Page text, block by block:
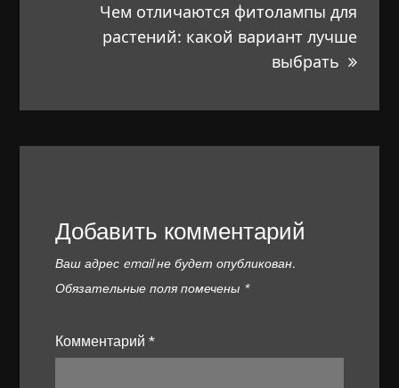
Чем отличаются фитолампы для
растений: какой вариант лучше
выбрать
Добавить комментарий
Ваш адрес email не будет опубликован.
Обязательные поля помечены *
Комментарий*